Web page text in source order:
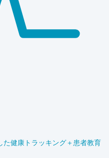
た健康トラッキング＋患者教育